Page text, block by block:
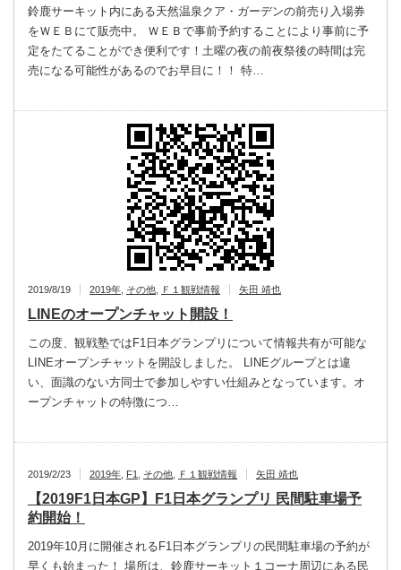
鈴鹿サーキット内にある天然温泉クア・ガーデンの前売り入場券
をＷＥＢにて販売中。 ＷＥＢで事前予約することにより事前に予
定をたてることができ便利です！土曜の夜の前夜祭後の時間は完
売になる可能性があるのでお早目に！！ 特…
2019/8/19 2019年 その他 Ｆ１観戦情報 矢田 靖也
LINEのオープンチャット開設！
この度、観戦塾ではF1日本グランプリについて情報共有が可能な
LINEオープンチャットを開設しました。 LINEグループとは違
い、面識のない方同士で参加しやすい仕組みとなっています。オ
ープンチャットの特徴につ…
2019/2/23 2019年 F1 その他 Ｆ１観戦情報 矢田 靖也
【2019F1日本GP】F1日本グランプリ 民間駐車場予
約開始！
2019年10月に開催されるF1日本グランプリの民間駐車場の予約が
早くも始まった！ 場所は、鈴鹿サーキット１コーナ周辺にある民